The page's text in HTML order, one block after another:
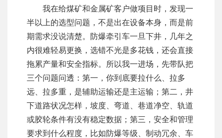
我在给煤矿和金属矿客户做项目时，发现一
半以上的选型问题，不是出在设备本身，而是前
期需求没说清楚。防爆牵引车一旦下井，几年之
内很难轻易更换，选错不光是多花钱，还会直接
拖累产量和安全指标。所以我一进场，先带队把
三个问题问透：第一，你到底要拉什么、拉多
远、拉多重，是辅助运输还是主运输；第二，井
下道路状况怎样，坡度、弯道、巷道净空、轨道
或胶轮条件有没有稳定数据；第三，安全和管理
要求到什么程度，比如防爆等级、制动冗余、车